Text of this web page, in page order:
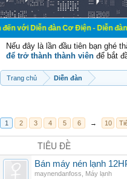
đàn Cơ Điện - Diễn đàn Cơ điện
Nếu đây là lần đầu tiên bạn ghé
để trở thành thành viên để bắt
Trang chủ Diễn đàn
1 2 3 4 5 6 → 10
TIÊU ĐỀ
Bán máy nén lạnh
maynendanfoss
Máy lạnh